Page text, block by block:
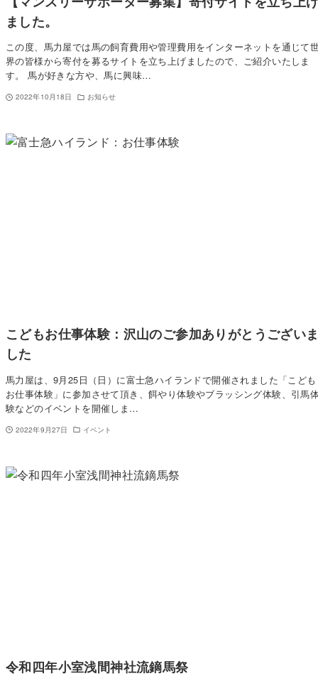
ました。
この度、馬力屋では馬の飼育費用や管理費用をインターネットを通じて
界の皆様から寄付を募るサイトを立ち上げましたので、ご紹介いたしま
す。 馬が好きな方や、馬に興味…
2022年10月18日 お知らせ
こどもお仕事体験：沢山のご参加ありがとうござい
した
馬力屋は、9月25日（日）に富士急ハイランドで開催されました「こども
お仕事体験」に参加させて頂き、餌やり体験やブラッシング体験、引馬
験などのイベントを開催しま…
2022年9月27日 イベント
令和四年小室浅間神社流鏑馬祭